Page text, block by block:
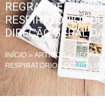
REGRAS DE
RESPIRATÓRIOS
DIREÇÃO GERAL DA
INÍCIO»ARTIGOS»
RESPIRATÓRIOS